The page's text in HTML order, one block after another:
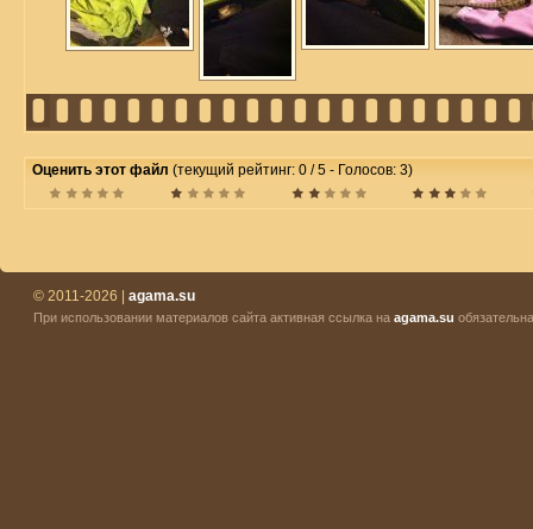
Оценить этот файл (текущий рейтинг: 0 / 5 - Голосов: 3)
© 2011-2026 | agama.su
При использовании материалов сайта активная ссылка на agama.su